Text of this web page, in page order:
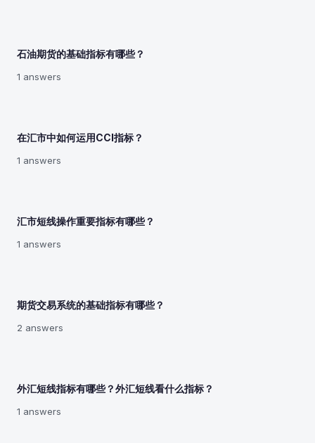
石油期货的基础指标有哪些？
1 answers
在汇市中如何运用CCI指标？
1 answers
汇市短线操作重要指标有哪些？
1 answers
期货交易系统的基础指标有哪些？
2 answers
外汇短线指标有哪些？外汇短线看什么指标？
1 answers